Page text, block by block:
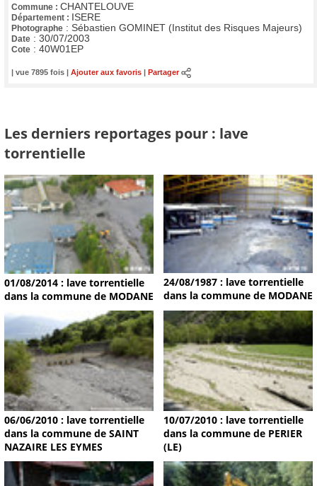
Commune : CHANTELOUVE
Département : ISERE
Photographe : Sébastien GOMINET (Institut des Risques Majeurs)
Date : 30/07/2003
Cote : 40W01EP
| vue 7895 fois | Ajouter aux favoris Partager
Les derniers reportages pour : lave
torrentielle
01/08/2014 : lave torrentielle
dans la commune de MODANE
24/08/1987 : lave torrentielle
dans la commune de MODANE
06/06/2010 : lave torrentielle
dans la commune de SAINT
NAZAIRE LES EYMES
10/07/2010 : lave torrentielle
dans la commune de PERIER
(LE)